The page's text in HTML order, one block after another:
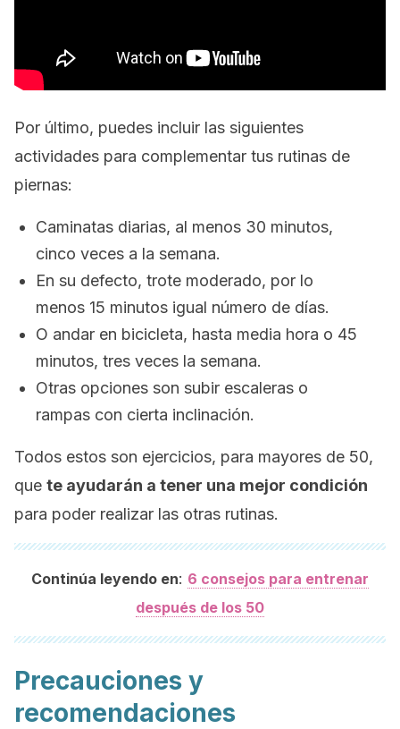
Por último, puedes incluir las siguientes
actividades para complementar tus rutinas de
piernas:
Caminatas diarias, al menos 30 minutos,
cinco veces a la semana.
En su defecto, trote moderado, por lo
menos 15 minutos igual número de días.
O andar en bicicleta, hasta media hora o 45
minutos, tres veces la semana.
Otras opciones son subir escaleras o
rampas con cierta inclinación.
Todos estos son ejercicios, para mayores de 50,
que te ayudarán a tener una mejor condición
para poder realizar las otras rutinas.
Continúa leyendo en: 6 consejos para entrenar
después de los 50
Precauciones y
recomendaciones